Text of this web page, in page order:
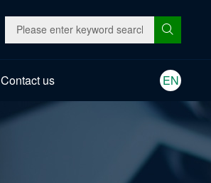
Contact us EN